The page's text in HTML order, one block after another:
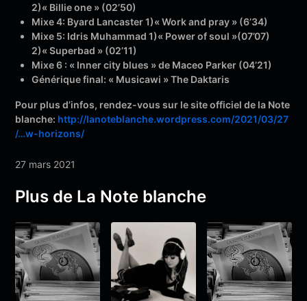
2)« Billie one » (02’50)
Mixe 4: Byard Lancaster 1)« Work and pray » (6’34)
Mixe 5: Idris Muhammad 1)« Power of soul »(07’07)
2)« Superbad » (02’11)
Mixe 6 : « Inner city blues » de Maceo Parker (04’21)
Générique final: « Musicawi » The Daktaris
Pour plus d’infos, rendez-vous sur le site officiel de la Note
blanche: http://lanoteblanche.wordpress.com/2021/03/27
/…w-horizons/
27 mars 2021
Plus de La Note blanche